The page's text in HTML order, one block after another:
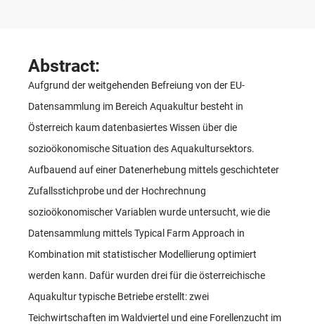
Abstract:
Aufgrund der weitgehenden Befreiung von der EU-
Datensammlung im Bereich Aquakultur besteht in
Österreich kaum datenbasiertes Wissen über die
sozioökonomische Situation des Aquakultursektors.
Aufbauend auf einer Datenerhebung mittels geschichteter
Zufallsstichprobe und der Hochrechnung
sozioökonomischer Variablen wurde untersucht, wie die
Datensammlung mittels Typical Farm Approach in
Kombination mit statistischer Modellierung optimiert
werden kann. Dafür wurden drei für die österreichische
Aquakultur typische Betriebe erstellt: zwei
Teichwirtschaften im Waldviertel und eine Forellenzucht im